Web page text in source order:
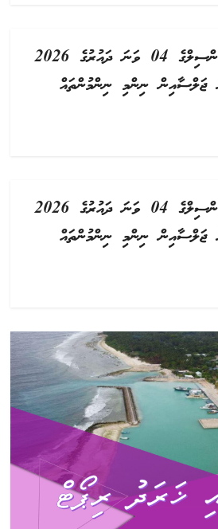
ހައްދުންމަތީ އިސްދޫ ކައުންސިލްގެ 04 ވަނަ ދައުރުގެ 2026
ހައްދުންމަތީ އިސްދޫ ކައުންސިލްގެ 04 ވަނަ ދައުރުގެ 2026